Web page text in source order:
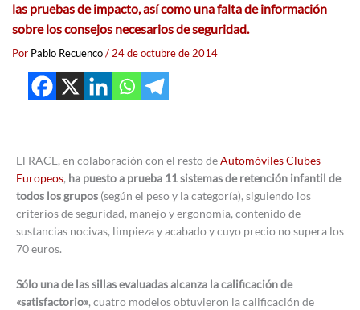
las pruebas de impacto, así como una falta de información
sobre los consejos necesarios de seguridad.
Por Pablo Recuenco/ 24 de octubre de 2014
El RACE, en colaboración con el resto deAutomóviles Clubes
Europeos, ha puesto a prueba 11 sistemas de retención infantil de
todos los grupos (según el peso y la categoría), siguiendo los
criterios de seguridad, manejo y ergonomía, contenido de
sustancias nocivas, limpieza y acabado y cuyo precio no supera los
70 euros.
Sólo una de las sillas evaluadas alcanza la calificación de
«satisfactorio», cuatro modelos obtuvieron la calificación de